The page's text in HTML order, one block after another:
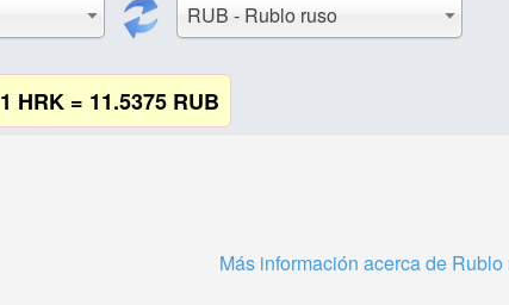
RUB - Rublo ruso
1 HRK = 11.5375 RUB
Más información acerca de Rublo